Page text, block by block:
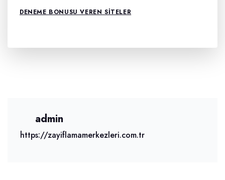
DENEME BONUSU VEREN SITELER
admin
https://zayiflamamerkezleri.com.tr